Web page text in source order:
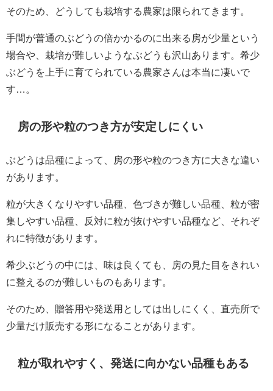
そのため、どうしても栽培する農家は限られてきます。
手間が普通のぶどうの倍かかるのに出来る房が少量という
場合や、栽培が難しいようなぶどうも沢山あります。希少
ぶどうを上手に育てられている農家さんは本当に凄いで
す…。
房の形や粒のつき方が安定しにくい
ぶどうは品種によって、房の形や粒のつき方に大きな違い
があります。
粒が大きくなりやすい品種、色づきが難しい品種、粒が密
集しやすい品種、反対に粒が抜けやすい品種など、それぞ
れに特徴があります。
希少ぶどうの中には、味は良くても、房の見た目をきれい
に整えるのが難しいものもあります。
そのため、贈答用や発送用としては出しにくく、直売所で
少量だけ販売する形になることがあります。
粒が取れやすく、発送に向かない品種もある